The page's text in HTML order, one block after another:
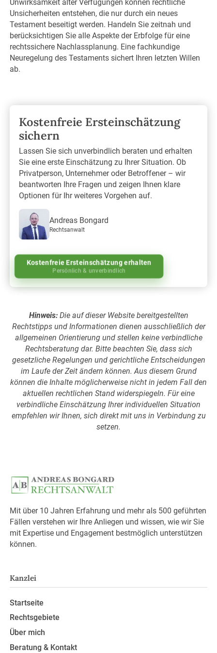
Unwirksamkeit alter Verfügungen können rechtliche
Unsicherheiten entstehen, die nur durch ein neues
Testament beseitigt werden. Handeln Sie zeitnah und
berücksichtigen Sie alle Aspekte der Erbfolge für eine
rechtssichere Nachlassplanung. Eine fachkundige
Neuregelung des Testaments sichert Ihren letzten Willen
ab.
Kostenfreie Ersteinschätzung
sichern
Lassen Sie sich unverbindlich beraten und erhalten
Sie eine erste Einschätzung zu Ihrer Situation. Ob
Privatperson, Unternehmer oder Betroffener – wir
beantworten Ihre Fragen und zeigen Ihnen klare
Optionen für Ihr weiteres Vorgehen auf.
Andreas Bongard
Rechtsanwalt
Kostenfreie Ersteinschätzung erhalten
Persönlich & unverbindlich
Hinweis:Die auf dieser Website bereitgestellten
Rechtstipps und Informationen dienen ausschließlich der
allgemeinen Orientierung und stellen keine verbindliche
Rechtsberatung dar. Bitte beachten Sie, dass sich
gesetzliche Regelungen und gerichtliche Entscheidungen
im Laufe der Zeit ändern können. Aus diesem Grund
können die Inhalte möglicherweise nicht in jedem Fall den
aktuellen rechtlichen Stand widerspiegeln. Für eine
verbindliche Einschätzung Ihrer individuellen Situation
empfehlen wir Ihnen, sich direkt mit uns in Verbindung zu
setzen.
Mit über 10 Jahren Erfahrung und mehr als 500 geführten
Fällen verstehen wir Ihre Anliegen und wissen, wie wir Sie
mit Expertise und Engagement bestmöglich unterstützen
können.
Kanzlei
Startseite
Rechtsgebiete
Über mich
Beratung & Kontakt